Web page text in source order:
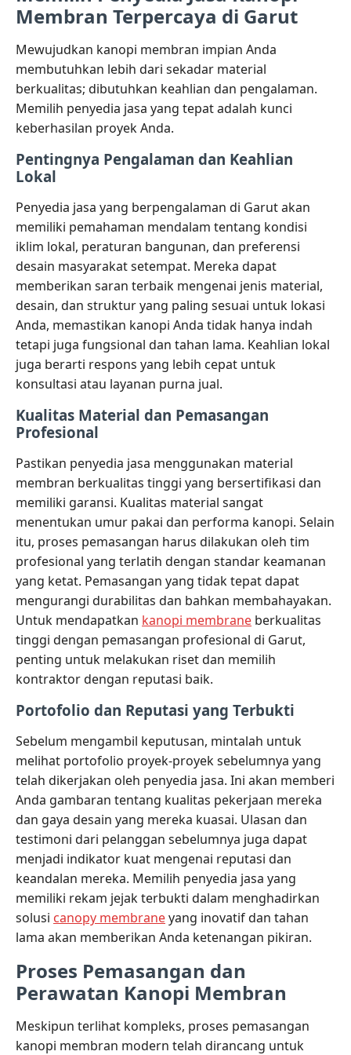
Membran Terpercaya di Garut
Mewujudkan kanopi membran impian Anda
membutuhkan lebih dari sekadar material
berkualitas; dibutuhkan keahlian dan pengalaman.
Memilih penyedia jasa yang tepat adalah kunci
keberhasilan proyek Anda.
Pentingnya Pengalaman dan Keahlian
Lokal
Penyedia jasa yang berpengalaman di Garut akan
memiliki pemahaman mendalam tentang kondisi
iklim lokal, peraturan bangunan, dan preferensi
desain masyarakat setempat. Mereka dapat
memberikan saran terbaik mengenai jenis material,
desain, dan struktur yang paling sesuai untuk lokasi
Anda, memastikan kanopi Anda tidak hanya indah
tetapi juga fungsional dan tahan lama. Keahlian lokal
juga berarti respons yang lebih cepat untuk
konsultasi atau layanan purna jual.
Kualitas Material dan Pemasangan
Profesional
Pastikan penyedia jasa menggunakan material
membran berkualitas tinggi yang bersertifikasi dan
memiliki garansi. Kualitas material sangat
menentukan umur pakai dan performa kanopi. Selain
itu, proses pemasangan harus dilakukan oleh tim
profesional yang terlatih dengan standar keamanan
yang ketat. Pemasangan yang tidak tepat dapat
mengurangi durabilitas dan bahkan membahayakan.
Untuk mendapatkan kanopi membrane berkualitas
tinggi dengan pemasangan profesional di Garut,
penting untuk melakukan riset dan memilih
kontraktor dengan reputasi baik.
Portofolio dan Reputasi yang Terbukti
Sebelum mengambil keputusan, mintalah untuk
melihat portofolio proyek-proyek sebelumnya yang
telah dikerjakan oleh penyedia jasa. Ini akan memberi
Anda gambaran tentang kualitas pekerjaan mereka
dan gaya desain yang mereka kuasai. Ulasan dan
testimoni dari pelanggan sebelumnya juga dapat
menjadi indikator kuat mengenai reputasi dan
keandalan mereka. Memilih penyedia jasa yang
memiliki rekam jejak terbukti dalam menghadirkan
solusi canopy membraneyang inovatif dan tahan
lama akan memberikan Anda ketenangan pikiran.
Proses Pemasangan dan
Perawatan Kanopi Membran
Meskipun terlihat kompleks, proses pemasangan
kanopi membran modern telah dirancang untuk